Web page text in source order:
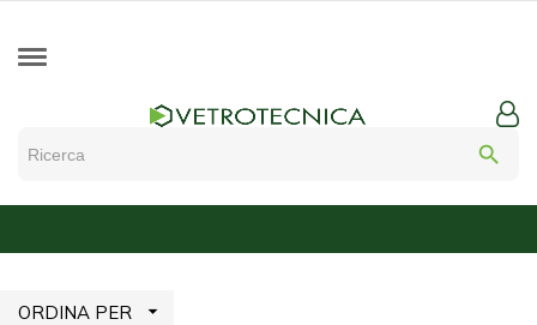
search
ORDINA PER 